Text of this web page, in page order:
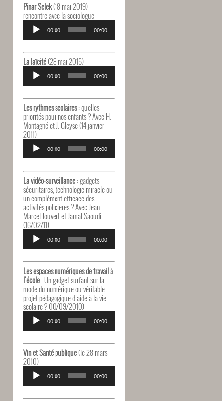
Pinar Selek(18 mai 2019) -
rencontre avec la sociologue
Lecteur
audio
00:00 00:00
La laïcité(28 mai 2015)
Lecteur
audio
00:00 00:00
Les rythmes scolaires: quelles
priorités pour nos enfants ? Avec H.
Montagné et J. Gleyse (14 janvier
2011)
Lecteur
audio
00:00 00:00
La vidéo-surveillance: gadgets
sécuritaires, technologie miracle ou
un complément efficace des
activités policières ? Avec Jean
Marcel Jouvert et Jamal Saoudi
(16/02/11)
Lecteur
audio
00:00 00:00
Les espaces numériques de travail à
l'école: Un gadget surfant sur la
mode du numérique ou véritable
projet pédagogique d'aide à la vie
scolaire ? (10/09/2010)
Lecteur
audio
00:00 00:00
Vin et Santé publique(le 28 mars
2010)
Lecteur
audio
00:00 00:00